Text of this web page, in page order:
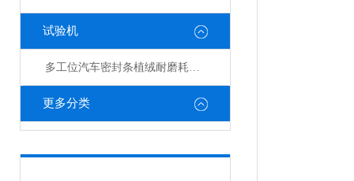
试验机
多工位汽车密封条植绒耐磨耗试验机
更多分类